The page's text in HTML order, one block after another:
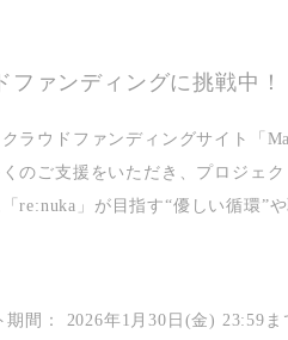
ファンディングに挑戦中！
ラウドファンディングサイト「
のご支援をいただき、プロジェ
re:nuka」が目指す“優しい循環”
間： 2026年1月30日(金) 23:59ま